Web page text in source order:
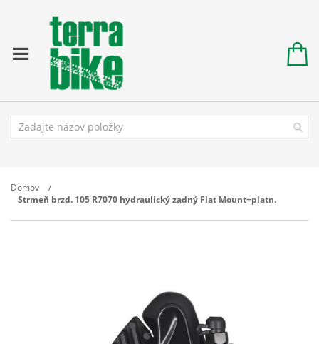
Domov
Strmeň brzd. 105 R7070 hydraulický zadný Flat Mount+platn.